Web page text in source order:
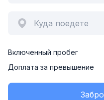
Куда поедете
Включенный пробег
Доплата за превышение